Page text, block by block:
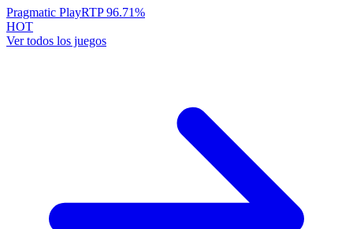
Pragmatic PlayRTP96.71%
HOT
Ver todos los juegos